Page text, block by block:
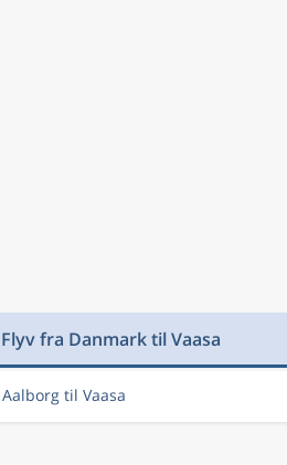
Flyv fra Danmark til Vaasa
til Vaasa